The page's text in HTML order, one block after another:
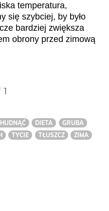
temperatura,
się szybciej, by było
bardziej zwiększa
obrony przed zimową
1
DIETA
GRUBA
TYCIE TŁUSZCZ ZIMA